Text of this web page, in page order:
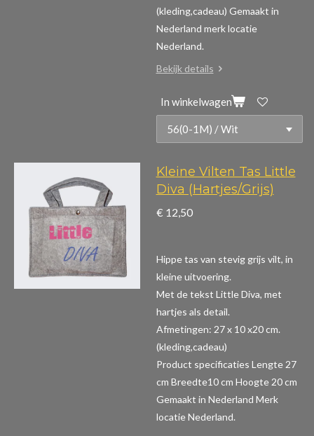
(kleding,cadeau) Gemaakt in
Nederland merk locatie
Nederland.
Bekijk details
In winkelwagen
Kleine Vilten Tas Little
Diva (Hartjes/Grijs)
€ 12,50
Hippe tas van stevig grijs vilt, in
kleine uitvoering.
Met de tekst Little Diva, met
hartjes als detail.
Afmetingen: 27 x 10 x20 cm.
(kleding,cadeau)
Product specificaties Lengte 27
cm Breedte10 cm Hoogte 20 cm
Gemaakt in Nederland Merk
locatie Nederland.